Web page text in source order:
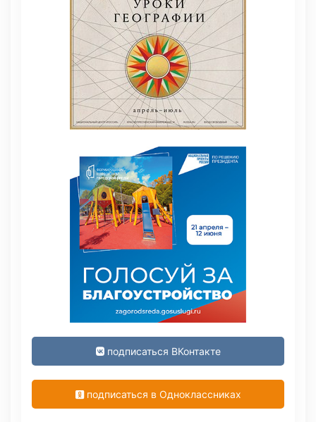
подписаться ВКонтакте
подписаться в Одноклассниках